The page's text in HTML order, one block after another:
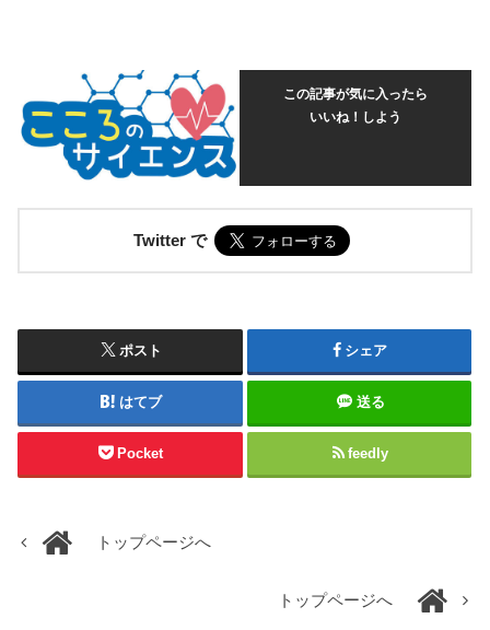
この記事が気に入ったら
いいね！しよう
Twitter で
ポスト シェア
はてブ 送る
Pocket feedly
トップページへ
トップページへ